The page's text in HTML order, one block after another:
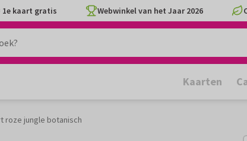
1e kaart gratis Webwinkel van het Jaar 2026
Kaarten
roze jungle botanisch